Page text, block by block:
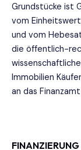
Grundstücke ist
vom
und vom
die öffentlich-
Immobilien
an das